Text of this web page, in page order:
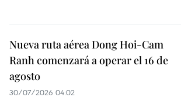
Nueva ruta aérea Dong Hoi-Cam
Ranh comenzará a operar el 16 de
agosto
30/07/2026 04:02